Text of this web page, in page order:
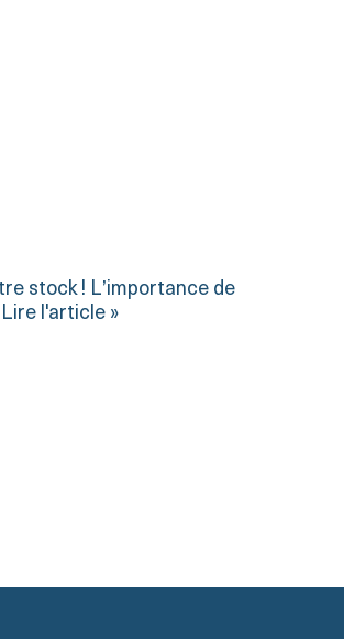
stock ! L’importance de
Lire l'article »